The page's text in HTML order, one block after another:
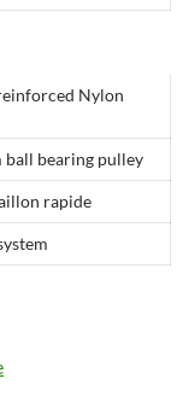
Nylon
ball bearing pulley
rapide